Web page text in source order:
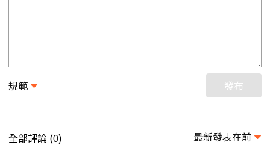
規範 發布
全部評論 (0) 最新發表在前